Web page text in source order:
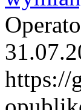
https://